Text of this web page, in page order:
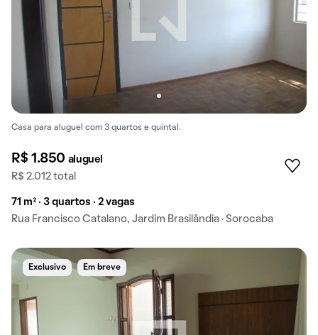
Casa para aluguel com 3 quartos e quintal.
R$ 1.850 aluguel
R$ 2.012 total
71 m² · 3 quartos · 2 vagas
Rua Francisco Catalano, Jardim Brasilândia · Sorocaba
Exclusivo Em breve